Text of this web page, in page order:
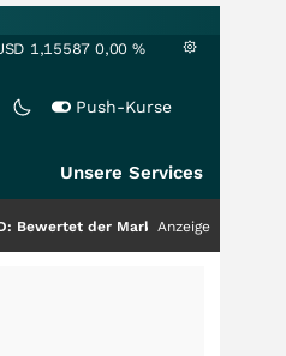
1,15587 0,00 %
Push-Kurse
Unsere Services
Markt noch immer nur die Hälfte
Anzeige